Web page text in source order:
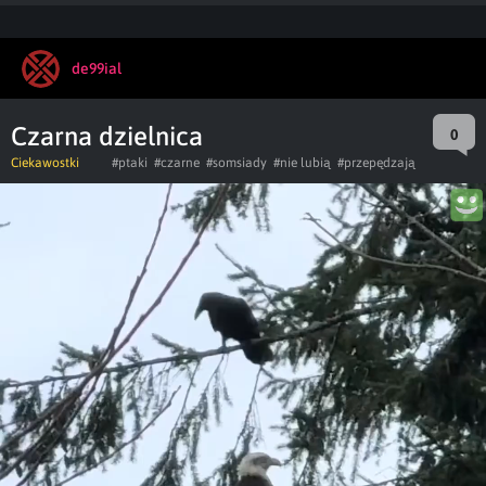
de99ial
Czarna dzielnica 0
Ciekawostki #ptaki #czarne #somsiady #nie lubią #przepędzają